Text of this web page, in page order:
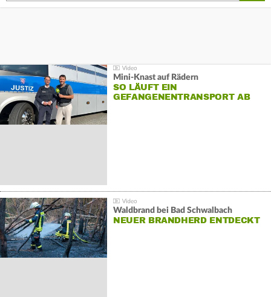
Mini-Knast auf Rädern
SO LÄUFT EIN
GEFANGENENTRANSPORT AB
Waldbrand bei Bad Schwalbach
NEUER BRANDHERD ENTDECKT